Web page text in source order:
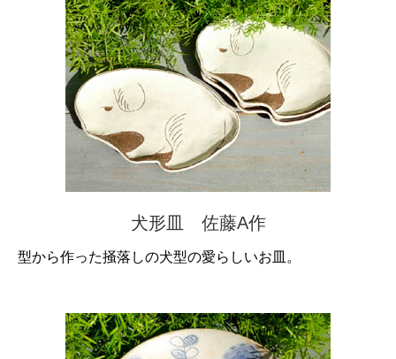
犬形皿 佐藤A作
型から作った掻落しの犬型の愛らしいお皿。